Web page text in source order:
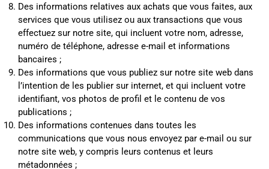
Des informations relatives aux achats que vous faites, aux
services que vous utilisez ou aux transactions que vous
effectuez sur notre site, qui incluent votre nom, adresse,
numéro de téléphone, adresse e-mail et informations
bancaires ;
Des informations que vous publiez sur notre site web dans
l’intention de les publier sur internet, et qui incluent votre
identifiant, vos photos de profil et le contenu de vos
publications ;
Des informations contenues dans toutes les
communications que vous nous envoyez par e-mail ou sur
notre site web, y compris leurs contenus et leurs
métadonnées ;